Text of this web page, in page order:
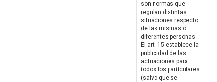
son normas que
regulan distintas
situaciones respecto
de las mismas o
diferentes personas.-
El art. 15 establece la
publicidad de las
actuaciones para
todos los particulares
(salvo que se